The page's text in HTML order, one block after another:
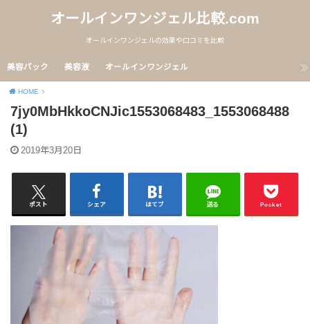
オールインワンジェル比較.com
オールインワンジェルの効果や口コミを比較
美容パック 美容液 オールインワンジェル
HOME
7jy0MbHkkoCNJic1553068483_1553068488
(1)
2019年3月20日
ポスト シェア はてブ 送る Pocket